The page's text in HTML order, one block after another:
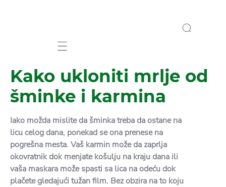
Mobile navigation
Kako ukloniti mrlje od
šminke i karmina
Iako možda mislite da šminka treba da ostane na
licu celog dana, ponekad se ona prenese na
pogrešna mesta. Vaš karmin može da zaprlja
okovratnik dok menjate košulju na kraju dana ili
vaša maskara može spasti sa lica na odeću dok
plačete gledajući tužan film. Bez obzira na to koju